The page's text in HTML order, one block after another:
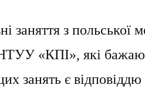
заняття з польської
«КПІ», які
занять є